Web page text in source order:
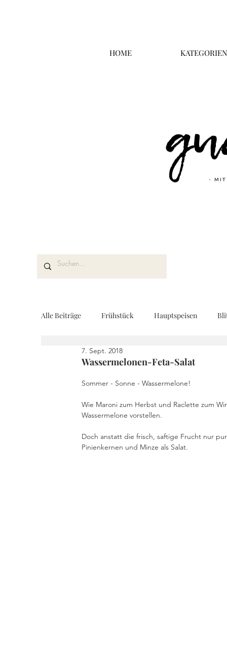
HOME KATEGORIEN
Alle Beiträge Frühstück Hauptspeisen
Kuchen und Desserts
REZEPTKARTEN Rezeptvideo vegan
Wassermelonen-Feta-Salat
7. Sept. 2018
Sommer - Sonne - Wassermelone!
Wie Maroni zum Herbst und Raclette zum
Wassermelone vorstellen.
Doch anstatt die frisch, saftige Frucht nur
Pinienkernen und Minze als Salat.